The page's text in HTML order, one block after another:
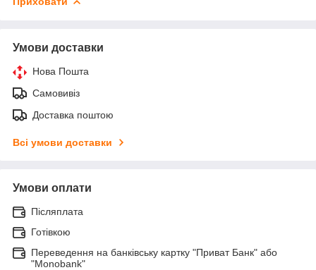
Умови доставки
Нова Пошта
Самовивіз
Доставка поштою
Всі умови доставки
Умови оплати
Післяплата
Готівкою
Переведення на банківську картку "Приват Банк" або
"Monobank"